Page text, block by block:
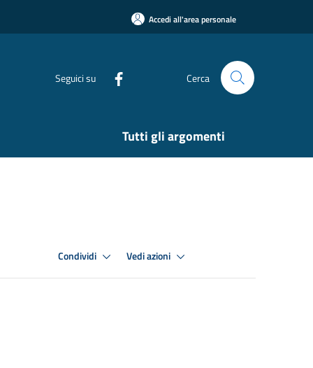
Accedi all'area personale
Seguici su Cerca
Tutti gli argomenti
Condividi Vedi azioni